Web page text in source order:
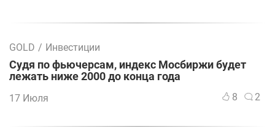
GOLD / Инвестиции
Судя по фьючерсам, индекс Мосбиржи будет
лежать ниже 2000 до конца года
17 Июля 8 2